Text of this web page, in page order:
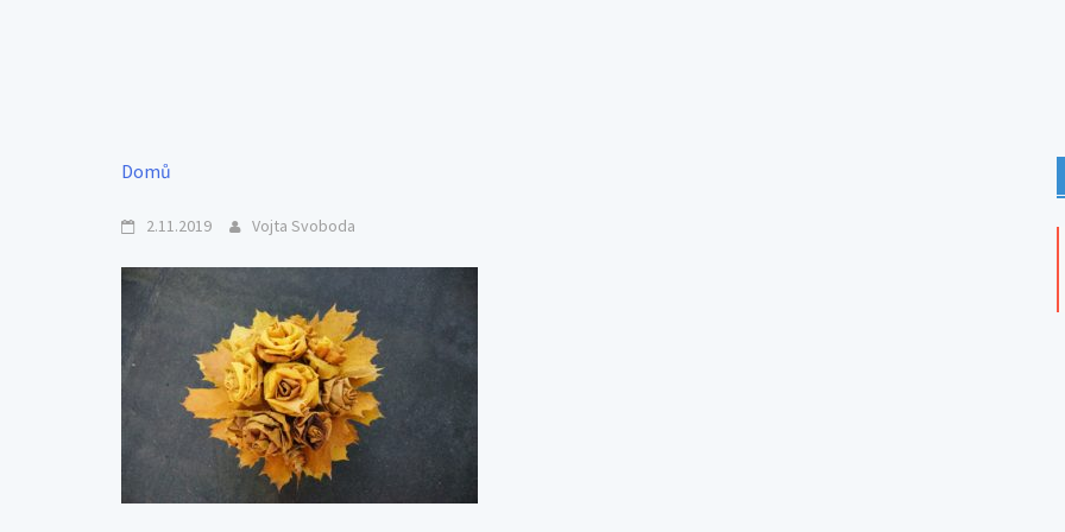
Domů
2.11.2019 Vojta Svoboda